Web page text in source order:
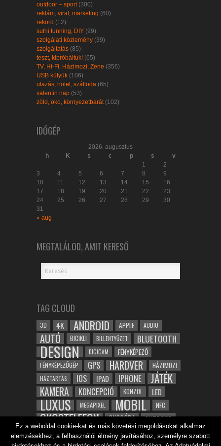
outdoor – sport (300)
reklám, viral, marketing (60)
rekord (12)
sufni tunning, DIY (99)
szolgálati közlemény (39)
szolgáltatás (85)
teszt, kipróbáltuk! (65)
TV, Hi-Fi, Házimozi, Zene (356)
USB kütyük (106)
utazás, hotel, szálloda (65)
valentin nap (53)
zöld, öko, környezetbarát (102)
IDŐGÉP
2026. augusztus
h
K s c p s
v
1
2
3
4 5 6 7 8
9
10
11 12 13 14 15
16
17
18 19 20 21 22
23
24
25 26 27 28 29
30
31
« aug
MEGTALÁLOD, AMIT KERESŐ
TAG CLOUD
3D 4K ANDROID APPLE AUDIO
AUTÓ BICIKLI BILLENTYŰZET BLUETOOTH
DESIGN DIGICAM FÉNYKÉPEZŐ
FÉNYKÉPEZŐGÉP GPS HARDVER HÁZIMOZI
HÁZTARTÁS IOS IPAD IPHONE JÁTÉK
KAMERA KONCEPCIÓ KONZOL LED
LUXUS MEGAPIXEL MOBIL NFC
OKOSTELEFON OKOSÓRA OUTDOOR
ROBOT SAMSUNG SPORT TABLET
Ez a weboldal cookie-kat és más követési megoldásokat alkalmaz
elemzésekhez, a felhasználói élmény javításához, személyre szabott